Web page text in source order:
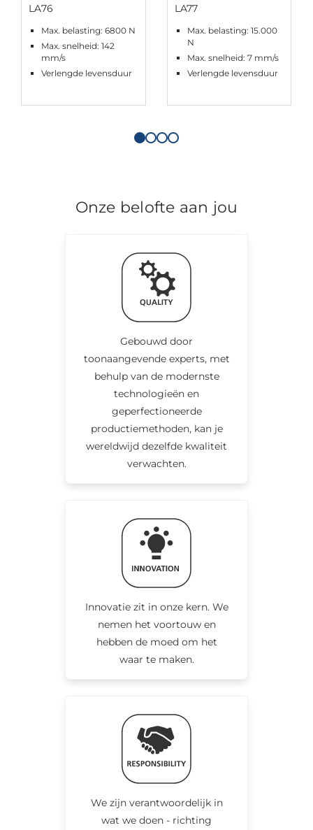
LA76
Max. belasting: 6800 N
Max. snelheid: 142
mm/s
Verlengde levensduur
LA77
Max. belasting: 15.000
N
Max. snelheid: 7 mm/s
Verlengde levensduur
Onze belofte aan jou
Gebouwd door
toonaangevende experts, met
behulp van de modernste
technologieën en
geperfectioneerde
productiemethoden, kan je
wereldwijd dezelfde kwaliteit
verwachten.
Innovatie zit in onze kern. We
nemen het voortouw en
hebben de moed om het
waar te maken.
We zijn verantwoordelijk in
wat we doen - richting